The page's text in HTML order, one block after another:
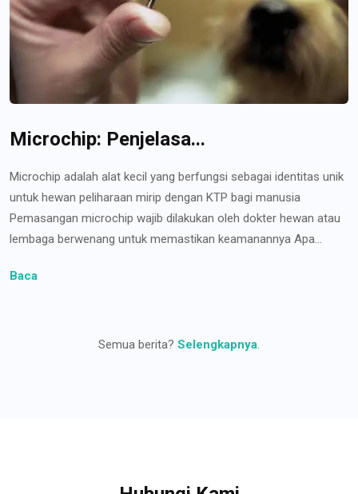
Microchip: Penjelasa...
Microchip adalah alat kecil yang berfungsi sebagai identitas unik
untuk hewan peliharaan mirip dengan KTP bagi manusia
Pemasangan microchip wajib dilakukan oleh dokter hewan atau
lembaga berwenang untuk memastikan keamanannya Apa...
Baca
Semua berita? Selengkapnya.